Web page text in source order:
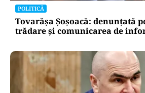
POLITICĂ
Tovarășa Șoșoacă: denunțată
trădare și comunicarea de